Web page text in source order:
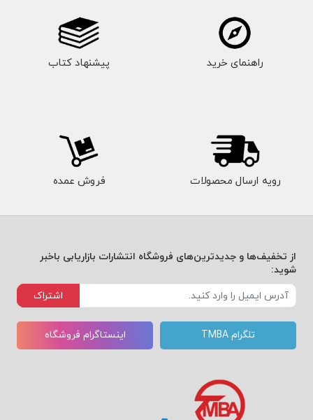
راهنمای خرید پیشنهاد کتاب
رویه ارسال محصولات فروش عمده
از تخفیف‌ها و جدیدترین‌های فروشگاه انتشارات بازاریابی باخبر
شوید:
اشتراک
تلگرام TMBA اینستاگرام فروشگاه